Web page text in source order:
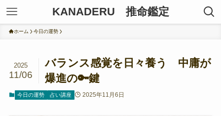
KANADERU 推命鑑定
ホーム 今日の運勢
バランス感覚を日々養う 中庸が
爆進の🔑鍵
2025
11/06
今日の運勢 占い講座 2025年11月6日